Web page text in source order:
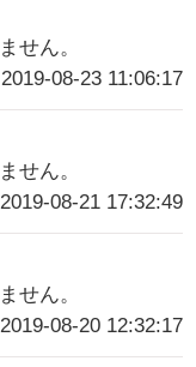
せん。
2019-08-23 11:06:17
せん。
2019-08-21 17:32:49
せん。
2019-08-20 12:32:17